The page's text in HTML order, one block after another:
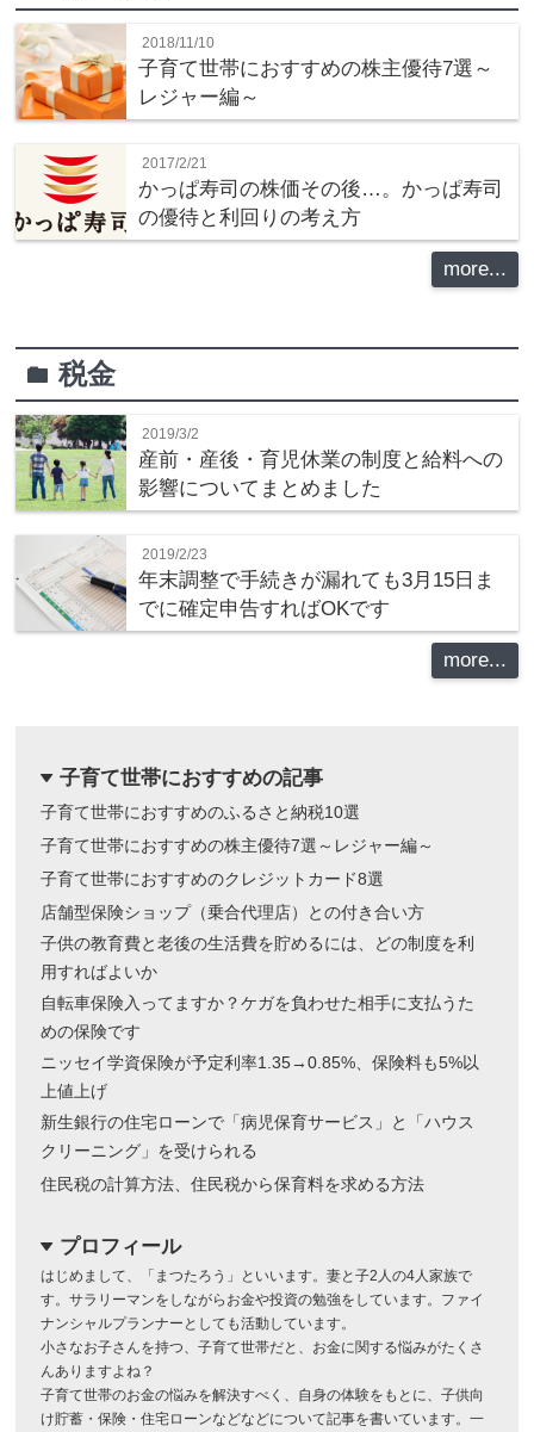
2018/11/10
子育て世帯におすすめの株主優待7選～
レジャー編～
2017/2/21
かっぱ寿司の株価その後…。かっぱ寿司
の優待と利回りの考え方
more...
folder税金
2019/3/2
産前・産後・育児休業の制度と給料への
影響についてまとめました
2019/2/23
年末調整で手続きが漏れても3月15日ま
でに確定申告すればOKです
more...
dropdown 子育て世帯におすすめの記事
子育て世帯におすすめのふるさと納税10選
子育て世帯におすすめの株主優待7選～レジャー編～
子育て世帯におすすめのクレジットカード8選
店舗型保険ショップ（乗合代理店）との付き合い方
子供の教育費と老後の生活費を貯めるには、どの制度を利
用すればよいか
自転車保険入ってますか？ケガを負わせた相手に支払うた
めの保険です
ニッセイ学資保険が予定利率1.35→0.85%、保険料も5%以
上値上げ
新生銀行の住宅ローンで「病児保育サービス」と「ハウス
クリーニング」を受けられる
住民税の計算方法、住民税から保育料を求める方法
dropdown プロフィール
はじめまして、「まつたろう」といいます。妻と子2人の4人家族で
す。サラリーマンをしながらお金や投資の勉強をしています。ファイ
ナンシャルプランナーとしても活動しています。
小さなお子さんを持つ、子育て世帯だと、お金に関する悩みがたくさ
んありますよね？
子育て世帯のお金の悩みを解決すべく、自身の体験をもとに、子供向
け貯蓄・保険・住宅ローンなどなどについて記事を書いています。一